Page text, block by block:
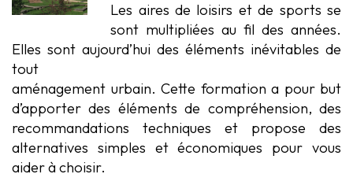
Les aires de loisirs et de sports se
sont multipliées au fil des années.
Elles sont aujourd’hui des éléments inévitables de
tout
aménagement urbain. Cette formation a pour but
d’apporter des éléments de compréhension, des
recommandations techniques et propose des
alternatives simples et économiques pour vous
aider à choisir.